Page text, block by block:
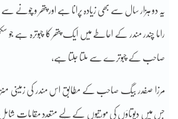
یہ دو ہزار سال سے بھی زیادہ پرانا ہے اور پتھر و چونے سے
راما چندر مندر کے احاطے میں ایک پتھر کا چبوترہ ہے
صاحب کے چبوترے سے ملتا جلتا ہے،
مرزا صفدر بیگ صاحب کے مطابق اس مندر کی زمینی
جس میں دیوتاؤں کی مورتیوں کے لیے متعدد مقامات